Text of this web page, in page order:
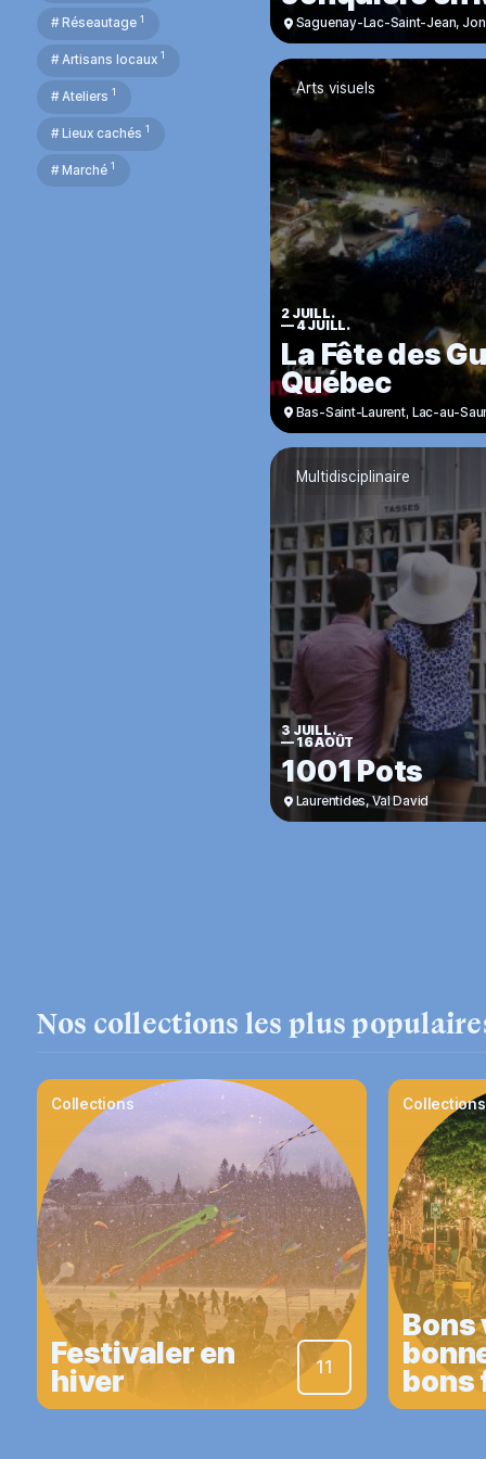
# Réseautage 1
# Artisans locaux 1
# Ateliers 1
# Lieux cachés 1
# Marché 1
Saguenay-Lac-Saint-Jean,
Arts visuels
2 JUILL.
— 4 JUILL.
La Fête des
Québec
Bas-Saint-Laurent, Lac-au-
Multidisciplinaire
3 JUILL.
— 16 AOÛT
1001 Pots
Laurentides, Val David
Nos collections les plus
Collections
Festivaler en
hiver
11
Collections
Bons
bons